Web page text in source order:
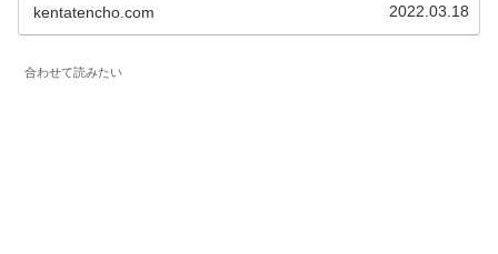
kentatencho.com 2022.03.18
合わせて読みたい